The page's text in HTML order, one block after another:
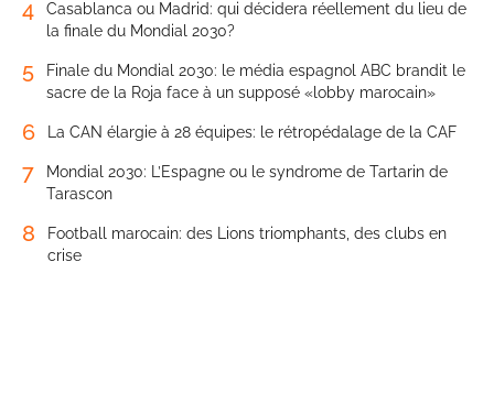
4
Casablanca ou Madrid: qui décidera réellement du lieu de
la finale du Mondial 2030?
5
Finale du Mondial 2030: le média espagnol ABC brandit le
sacre de la Roja face à un supposé «lobby marocain»
6 La CAN élargie à 28 équipes: le rétropédalage de la CAF
7
Mondial 2030: L’Espagne ou le syndrome de Tartarin de
Tarascon
8
Football marocain: des Lions triomphants, des clubs en
crise